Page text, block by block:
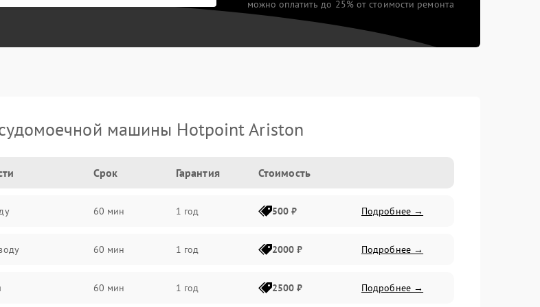
можно оплатить до 25% от стоимости ремонта
машины Hotpoint Ariston
Срок Гарантия Стоимость
60 мин 1 год 500 ₽ Подробнее →
60 мин 1 год 2000 ₽ Подробнее →
60 мин 1 год 2500 ₽ Подробнее →